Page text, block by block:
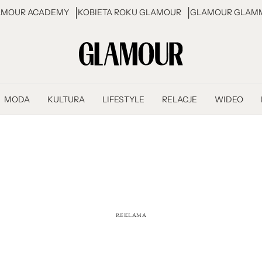
ACADEMY KOBIETA ROKU GLAMOUR GLAMOUR
MODA KULTURA LIFESTYLE RELACJE WIDEO